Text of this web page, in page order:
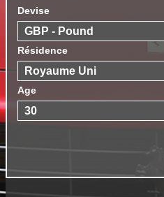
Devise
Résidence
Age